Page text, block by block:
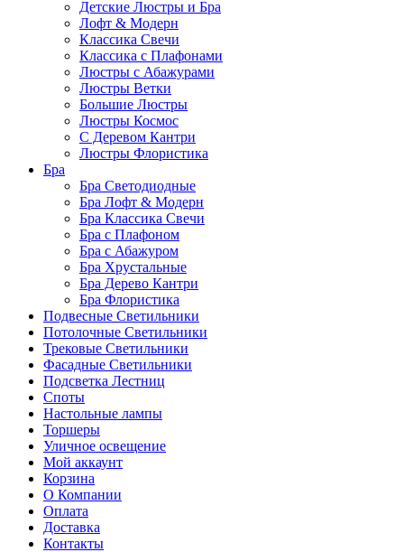
Детские Люстры и Бра
Лофт & Модерн
Классика Свечи
Классика с Плафонами
Люстры с Абажурами
Люстры Ветки
Большие Люстры
Люстры Космос
С Деревом Кантри
Люстры Флористика
Бра
Бра Светодиодные
Бра Лофт & Модерн
Бра Классика Свечи
Бра с Плафоном
Бра с Абажуром
Бра Хрустальные
Бра Дерево Кантри
Бра Флористика
Подвесные Светильники
Потолочные Светильники
Трековые Светильники
Фасадные Светильники
Подсветка Лестниц
Споты
Настольные лампы
Торшеры
Уличное освещение
Мой аккаунт
Корзина
О Компании
Оплата
Доставка
Контакты